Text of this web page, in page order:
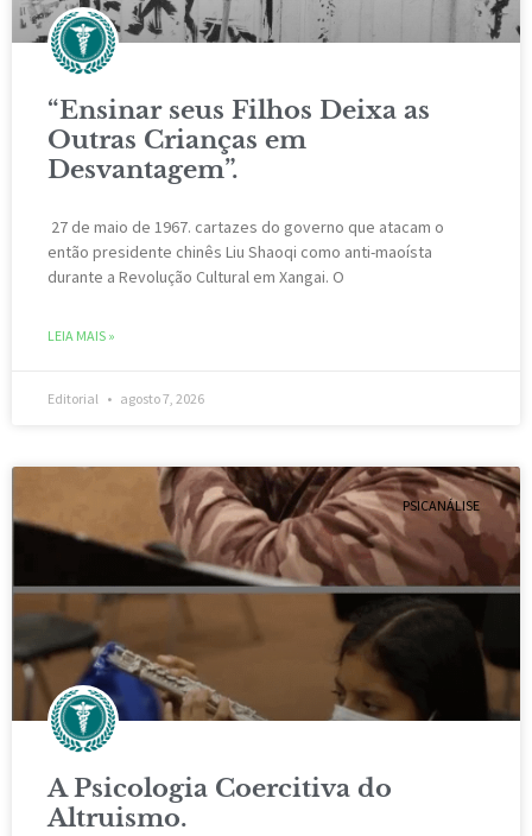
“Ensinar seus Filhos Deixa as
Outras Crianças em
Desvantagem”.
27 de maio de 1967. cartazes do governo que atacam o
então presidente chinês Liu Shaoqi como anti-maoísta
durante a Revolução Cultural em Xangai. O
LEIA MAIS »
Editorial agosto 7, 2026
PSICANÁLISE
A Psicologia Coercitiva do
Altruismo.